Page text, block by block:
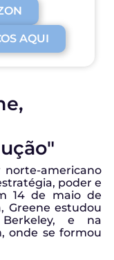
AQUI
norte-americano
poder e
14 de maio de
Greene estudou
e na
onde se formou